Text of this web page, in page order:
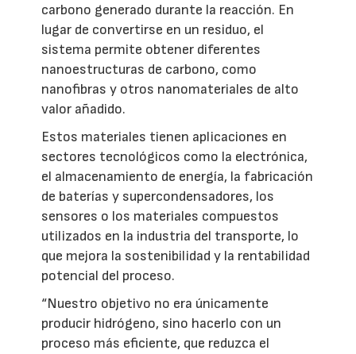
carbono generado durante la reacción. En
lugar de convertirse en un residuo, el
sistema permite obtener diferentes
nanoestructuras de carbono, como
nanofibras y otros nanomateriales de alto
valor añadido.
Estos materiales tienen aplicaciones en
sectores tecnológicos como la electrónica,
el almacenamiento de energía, la fabricación
de baterías y supercondensadores, los
sensores o los materiales compuestos
utilizados en la industria del transporte, lo
que mejora la sostenibilidad y la rentabilidad
potencial del proceso.
“Nuestro objetivo no era únicamente
producir hidrógeno, sino hacerlo con un
proceso más eficiente, que reduzca el